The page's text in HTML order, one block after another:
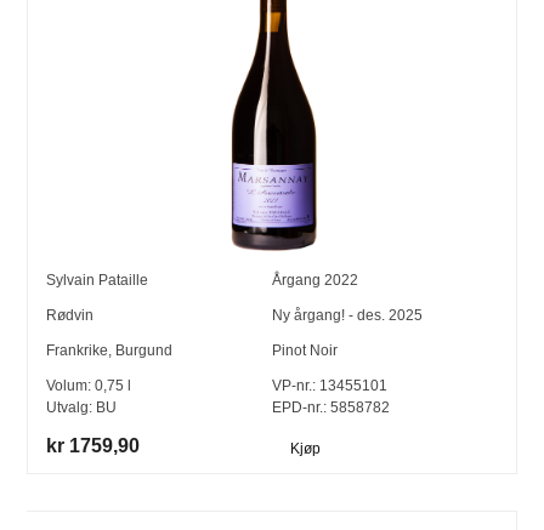
Sylvain Pataille Årgang 2022
Rødvin Ny årgang! - des. 2025
Frankrike, Burgund Pinot Noir
Volum:0,75
Utvalg: BU
VP-nr.: 13455101
EPD-nr.: 5858782
kr 1759,90 Kjøp